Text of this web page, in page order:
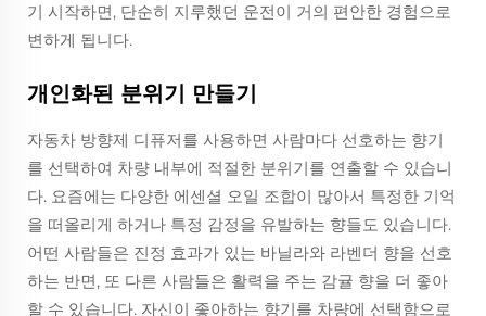
기 시작하면, 단순히 지루했던 운전이 거의 편안한 경험으로
변하게 됩니다.
개인화된 분위기 만들기
자동차 방향제 디퓨저를 사용하면 사람마다 선호하는 향기
를 선택하여 차량 내부에 적절한 분위기를 연출할 수 있습니
다. 요즘에는 다양한 에센셜 오일 조합이 많아서 특정한 기억
을 떠올리게 하거나 특정 감정을 유발하는 향들도 있습니다.
어떤 사람들은 진정 효과가 있는 바닐라와 라벤더 향을 선호
하는 반면, 또 다른 사람들은 활력을 주는 감귤 향을 더 좋아
할 수 있습니다. 자신이 좋아하는 향기를 차량에 선택함으로